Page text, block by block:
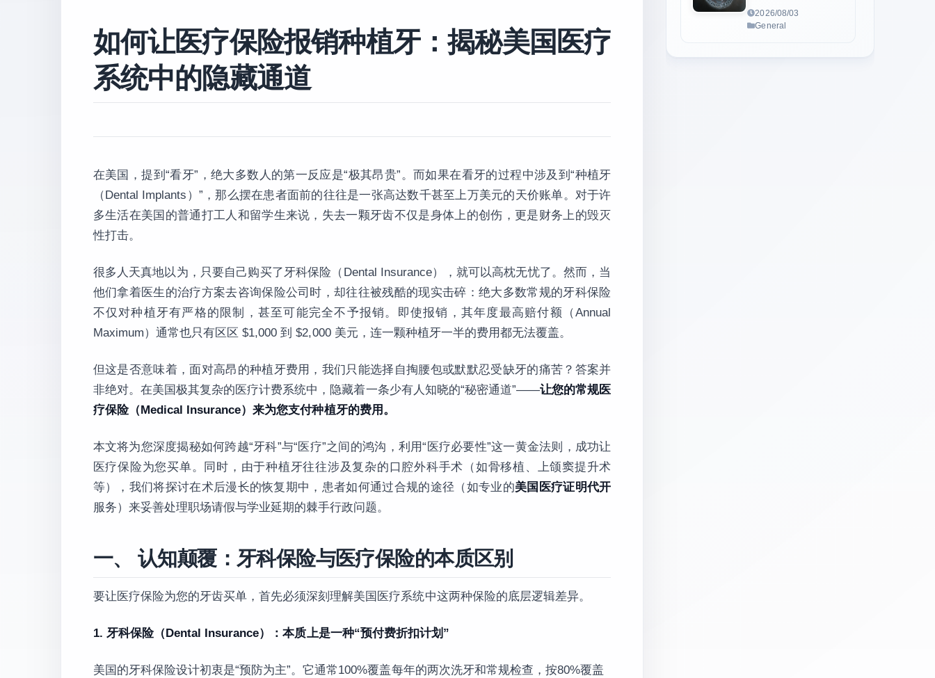
如何让医疗保险报销种植牙：揭秘美国医疗
系统中的隐藏通道
在美国，提到“看牙”，绝大多数人的第一反应是“极其昂贵”。而如果在看牙的过程中涉及到“种植牙
（Dental Implants）”，那么摆在患者面前的往往是一张高达数千甚至上万美元的天价账单。对于许
多生活在美国的普通打工人和留学生来说，失去一颗牙齿不仅是身体上的创伤，更是财务上的毁灭
性打击。
很多人天真地以为，只要自己购买了牙科保险（Dental Insurance），就可以高枕无忧了。然而，当
他们拿着医生的治疗方案去咨询保险公司时，却往往被残酷的现实击碎：绝大多数常规的牙科保险
不仅对种植牙有严格的限制，甚至可能完全不予报销。即使报销，其年度最高赔付额（Annual
Maximum）通常也只有区区 $1,000 到 $2,000 美元，连一颗种植牙一半的费用都无法覆盖。
但这是否意味着，面对高昂的种植牙费用，我们只能选择自掏腰包或默默忍受缺牙的痛苦？答案并
非绝对。在美国极其复杂的医疗计费系统中，隐藏着一条少有人知晓的“秘密通道”——让您的常规医
疗保险（Medical Insurance）来为您支付种植牙的费用。
本文将为您深度揭秘如何跨越“牙科”与“医疗”之间的鸿沟，利用“医疗必要性”这一黄金法则，成功让
医疗保险为您买单。同时，由于种植牙往往涉及复杂的口腔外科手术（如骨移植、上颌窦提升术
等），我们将探讨在术后漫长的恢复期中，患者如何通过合规的途径（如专业的美国医疗证明代开
服务）来妥善处理职场请假与学业延期的棘手行政问题。
一、 认知颠覆：牙科保险与医疗保险的本质区别
要让医疗保险为您的牙齿买单，首先必须深刻理解美国医疗系统中这两种保险的底层逻辑差异。
1. 牙科保险（Dental Insurance）：本质上是一种“预付费折扣计划”
美国的牙科保险设计初衷是“预防为主”。它通常100%覆盖每年的两次洗牙和常规检查，按80%覆盖
休假、准备医疗证明和
医生病假条
2026/08/03
General